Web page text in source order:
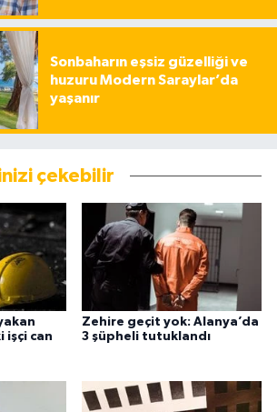
Sonbaharın eşsiz güzelliği ve
huzuru Modern Saraylar’da
yaşanır
çekebilir
işçi can
Zehire geçit yok: Alanya’da
3 şüpheli tutuklandı